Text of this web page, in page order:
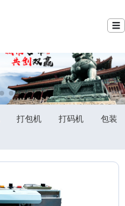
☰
打包机 打码机
包装